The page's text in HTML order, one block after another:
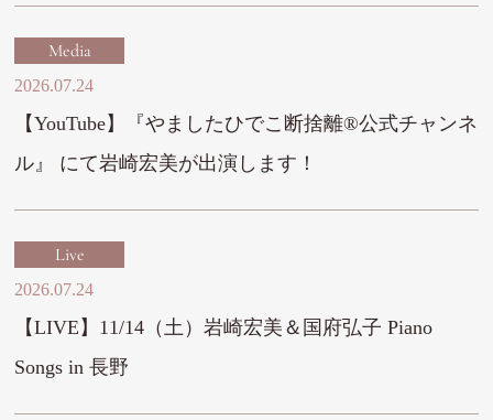
Media
2026.07.24
【YouTube】『やましたひでこ断捨離®︎公式チャンネ
ル』 にて岩崎宏美が出演します！
Live
2026.07.24
【LIVE】11/14（土）岩崎宏美＆国府弘子 Piano
Songs in 長野